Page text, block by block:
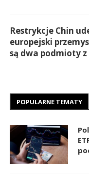
Restrykcje Chin
europejski
są dwa podmioty z
POPULARNE TEMATY